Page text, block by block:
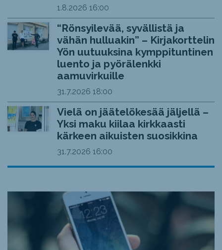
1.8.2026 16:00
“Rönsyilevää, syvällistä ja
vähän hulluakin” – Kirjakorttelin
Yön uutuuksina kymppituntinen
luento ja pyörälenkki
aamuvirkuille
31.7.2026 18:00
Vielä on jäätelökesää jäljellä –
Yksi maku kiilaa kirkkaasti
kärkeen aikuisten suosikkina
31.7.2026 16:00